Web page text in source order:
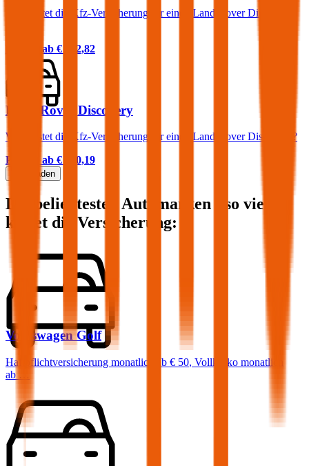
Was kostet die Kfz-Versicherung für einen Land Rover Discovery
Prämie ab € 122,82
Land Rover Discovery
Was kostet die Kfz-Versicherung für einen Land Rover Discovery?
Prämie ab € 140,19
Mehr laden
Die beliebtesten Automarken - so viel
kostet die Versicherung:
Volkswagen Golf
Haftpflichtversicherung monatlich ab € 50, Vollkasko monatlich
ab …